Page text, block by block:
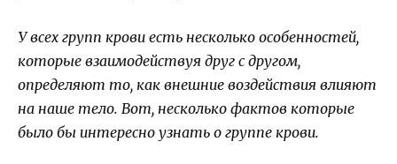
У всех групп крови есть несколько особенностей,
которые взаимодействуя друг с другом,
определяют то, как внешние воздействия влияют
на наше тело. Вот, несколько фактов которые
было бы интересно узнать о группе крови.